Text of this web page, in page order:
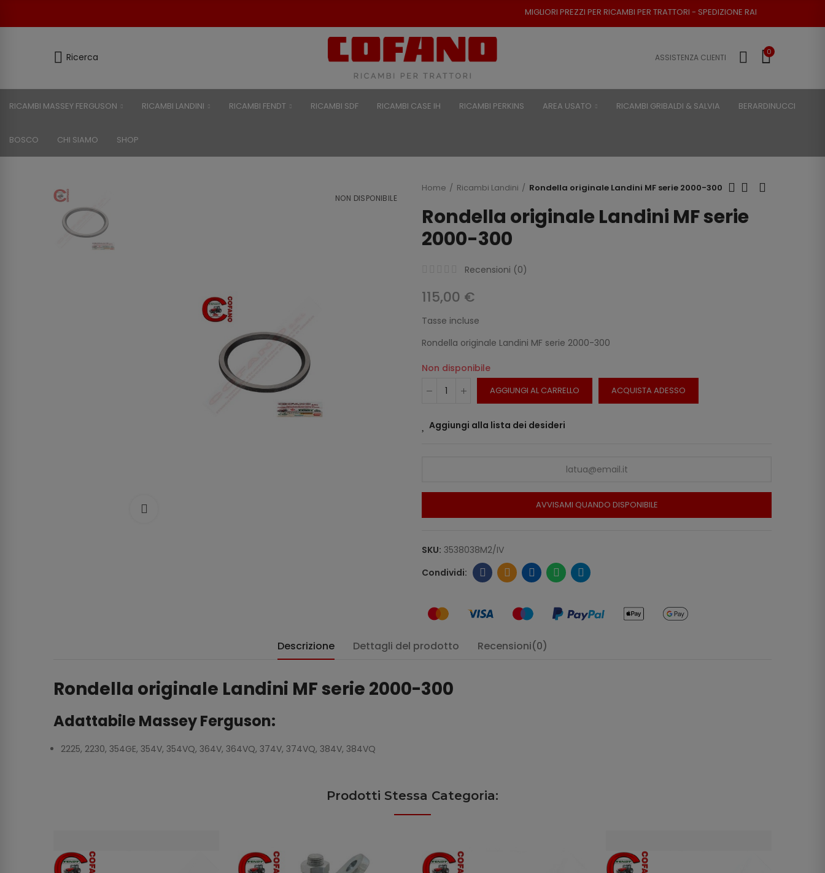
MIGLIORI PREZZI PER RICAMBI PER TRATTORI - SPEDIZIONE RAPIDA - RESO POSSIBILE
Ricerca ASSISTENZA CLIENTI
0
RICAMBI MASSEY FERGUSON RICAMBI LANDINI RICAMBI FENDT RICAMBI SDF RICAMBI CASE IH RICAMBI PERKINS AREA USATO RICAMBI GRIBALDI & SALVIA BERARDINUCCI
BOSCO CHI SIAMO SHOP
NON DISPONIBILE
Home Ricambi Landini Rondella originale Landini MF serie 2000-300
Rondella originale Landini MF serie
2000-300
Recensioni (0)
115,00 €
Tasse incluse
Rondella originale Landini MF serie 2000-300
Non disponibile
AGGIUNGI AL CARRELLO ACQUISTA ADESSO
Aggiungi alla lista dei desideri
AVVISAMI QUANDO DISPONIBILE
SKU: 3538038M2/IV
Descrizione Dettagli del prodotto Recensioni(0)
Rondella originale Landini MF serie 2000-300
Adattabile Massey Ferguson:
2225, 2230, 354GE, 354V, 354VQ, 364V, 364VQ, 374V, 374VQ, 384V, 384VQ
Prodotti Stessa Categoria: